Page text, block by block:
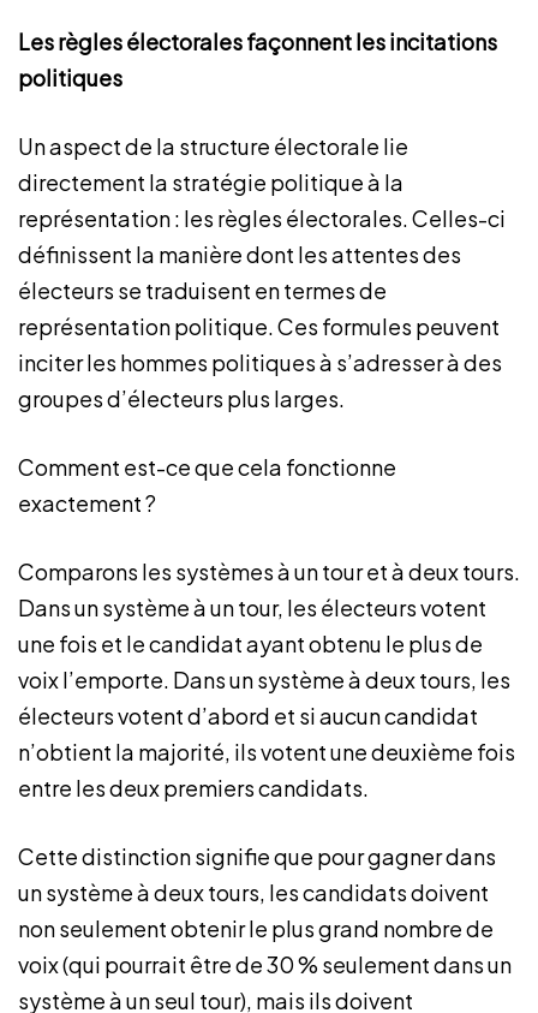
Les règles électorales façonnent les incitations
politiques
Un aspect de la structure électorale lie
directement la stratégie politique à la
représentation : les règles électorales. Celles-ci
définissent la manière dont les attentes des
électeurs se traduisent en termes de
représentation politique. Ces formules peuvent
inciter les hommes politiques à s’adresser à des
groupes d’électeurs plus larges.
Comment est-ce que cela fonctionne
exactement ?
Comparons les systèmes à un tour et à deux tours.
Dans un système à un tour, les électeurs votent
une fois et le candidat ayant obtenu le plus de
voix l’emporte. Dans un système à deux tours, les
électeurs votent d’abord et si aucun candidat
n’obtient la majorité, ils votent une deuxième fois
entre les deux premiers candidats.
Cette distinction signifie que pour gagner dans
un système à deux tours, les candidats doivent
non seulement obtenir le plus grand nombre de
voix (qui pourrait être de 30 % seulement dans un
système à un seul tour), mais ils doivent